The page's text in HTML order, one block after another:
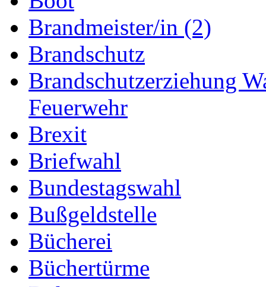
Brandmeister/in (2)
Brandschutz
Brandschutzerziehung
Feuerwehr
Brexit
Briefwahl
Bundestagswahl
Bußgeldstelle
Bücherei
Büchertürme